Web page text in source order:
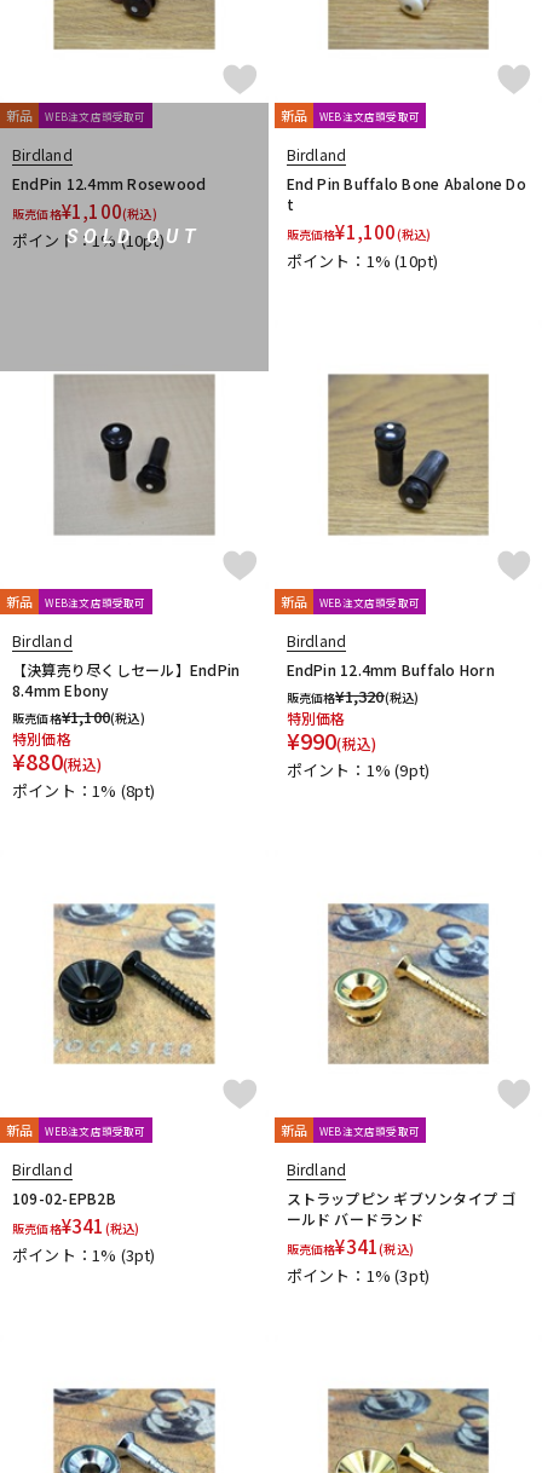
SOLD OUT
新品 WEB注文店頭受取可
Birdland
EndPin 12.4mm Rosewood
販売価格¥1,100(税込)
ポイント：1%(10pt)
新品 WEB注文店頭受取可
Birdland
End Pin Buffalo Bone Abalone Do
t
販売価格¥1,100(税込)
ポイント：1%(10pt)
新品 WEB注文店頭受取可
Birdland
【決算売り尽くしセール】EndPin
8.4mm Ebony
販売価格¥1,100(税込)
特別価格
¥880(税込)
ポイント：1% (8pt)
新品 WEB注文店頭受取可
Birdland
EndPin 12.4mm Buffalo Horn
販売価格¥1,320(税込)
特別価格
¥990(税込)
ポイント：1%(9pt)
新品 WEB注文店頭受取可
Birdland
109-02-EPB2B
販売価格¥341 (税込)
ポイント：1% (3pt)
新品 WEB注文店頭受取可
Birdland
ストラップピン ギブソンタイプ ゴ
ールド バードランド
販売価格¥341(税込)
ポイント：1%(3pt)